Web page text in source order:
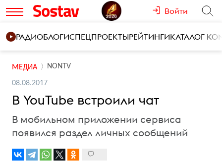
Войти
РАДИОБЛОГИСПЕЦПРОЕКТЫРЕЙТИНГИКАТАЛОГ
МЕДИА NONTV
08.08.2017
В YouTube встроили чат
В мобильном приложении сервиса
появился раздел личных сообщений